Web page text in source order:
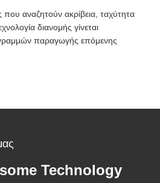
που αναζητούν ακρίβεια, ταχύτητα
διανομής γίνεται
παραγωγής επόμενης
Technology